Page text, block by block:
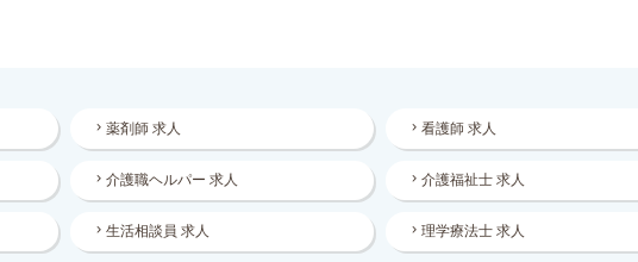
薬剤師 求人 看護師 求人
介護職ヘルパー 求人 介護福祉士 求人
生活相談員 求人 理学療法士 求人